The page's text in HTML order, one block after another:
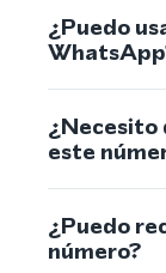
¿Puedo
¿Necesito
este
¿Puedo
número?